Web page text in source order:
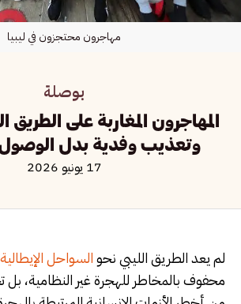
بوصلة
المهاجرون المغاربة على الطريق
وتعذيب وفدية بدل الوصول
17 يونيو 2026
مهاجرون محتجزون في ليبيا
لم يعد الطريق الليبي نحوالسواحل الإيطالية
محفوف بالمخاطر للهجرة غير النظامية، بل